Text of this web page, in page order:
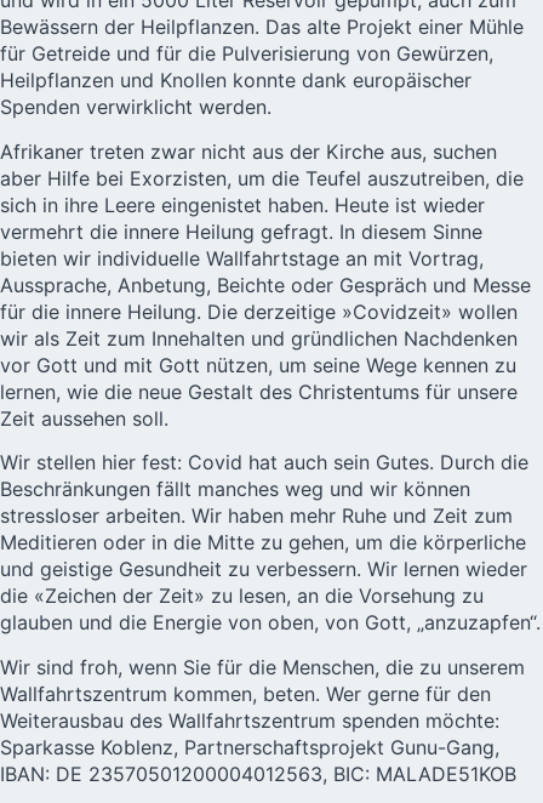
Bewässern der Heilpflanzen. Das alte Projekt einer Mühle
für Getreide und für die Pulverisierung von Gewürzen,
Heilpflanzen und Knollen konnte dank europäischer
Spenden verwirklicht werden.
Afrikaner treten zwar nicht aus der Kirche aus, suchen
aber Hilfe bei Exorzisten, um die Teufel auszutreiben, die
sich in ihre Leere eingenistet haben. Heute ist wieder
vermehrt die innere Heilung gefragt. In diesem Sinne
bieten wir individuelle Wallfahrtstage an mit Vortrag,
Aussprache, Anbetung, Beichte oder Gespräch und Messe
für die innere Heilung. Die derzeitige »Covidzeit» wollen
wir als Zeit zum Innehalten und gründlichen Nachdenken
vor Gott und mit Gott nützen, um seine Wege kennen zu
lernen, wie die neue Gestalt des Christentums für unsere
Zeit aussehen soll.
Wir stellen hier fest: Covid hat auch sein Gutes. Durch die
Beschränkungen fällt manches weg und wir können
stressloser arbeiten. Wir haben mehr Ruhe und Zeit zum
Meditieren oder in die Mitte zu gehen, um die körperliche
und geistige Gesundheit zu verbessern. Wir lernen wieder
die «Zeichen der Zeit» zu lesen, an die Vorsehung zu
glauben und die Energie von oben, von Gott, „anzuzapfen“.
Wir sind froh, wenn Sie für die Menschen, die zu unserem
Wallfahrtszentrum kommen, beten. Wer gerne für den
Weiterausbau des Wallfahrtszentrum spenden möchte:
Sparkasse Koblenz, Partnerschaftsprojekt Gunu-Gang,
IBAN: DE 23570501200004012563, BIC: MALADE51KOB